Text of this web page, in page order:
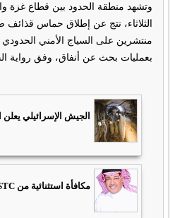
وتشهد منطقة الحدود بين قطاع غزة
الثلاثاء، نتج عن إطلاق حماس قذائف
منتشرين على السياج الأمني الحدودي
بعمليات بحث عن أنفاق، وفق رواية
الجيش الإسرائيلي
مكافأة استثنائية من STC للموظفين في القسم الجنوبي